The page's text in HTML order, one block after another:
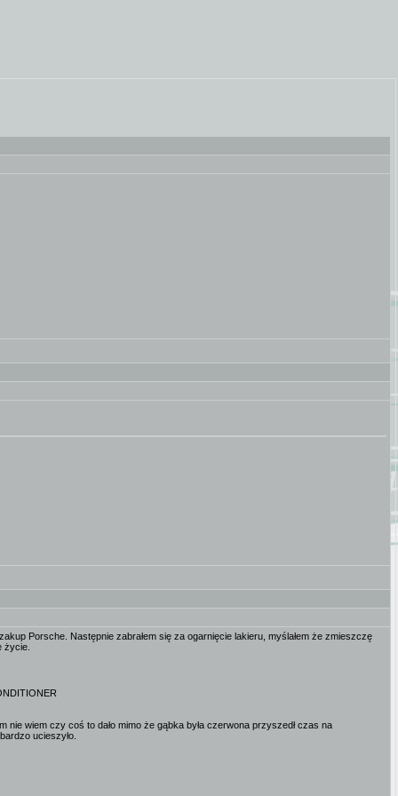
Porsche. Następnie zabrałem się za ogarnięcie lakieru, myślałem że zmieszczę
życie.
wiem czy coś to dało mimo że gąbka była czerwona przyszedł czas na
ucieszyło.